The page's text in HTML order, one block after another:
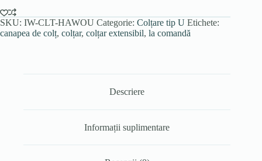
SKU: IW-CLT-HAWOU Categorie: Colțare tip U Etichete:
canapea de colț, colțar, colțar extensibil, la comandă
Descriere
Informații suplimentare